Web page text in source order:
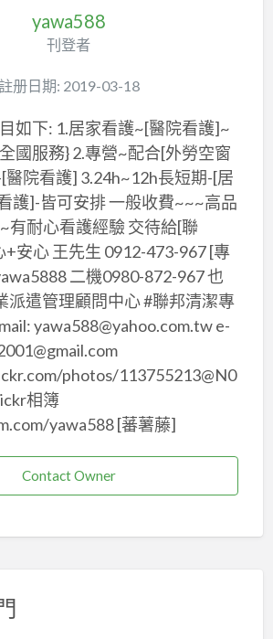
yawa588
刊登者
册日期: 2019-03-18
如下: 1.居家看護~[醫院看護]~
國服務} 2.專營~配合[外勞空窗
院看護] 3.24h~12h長短期-[居
護]-皆可安排 一般收費~~~高品
有耐心看護經驗 交待給[聯
安心 王先生 0912-473-967 [專
二機0980-872-967 也
派遣管理顧問中心 #聯邦清潔專
yawa588@yahoo.com.tw e-
photos/113755213@N0
相簿
yawa588 [蕃薯藤]
Contact Owner